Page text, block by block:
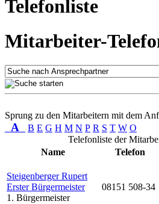
Telefonliste
Mitarbeiter-
Sprung zu den Mitarbeitern mit dem
A B E G H M N P R S T W O
Telefonliste der
Name
Telefon
Steigenberger Rupert
Erster Bürgermeister
1. Bürgermeister
08151 508-34